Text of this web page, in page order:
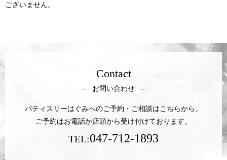
ございません。
Contact
お問い合わせ
パティスリーはぐみへのご予約・ご相談はこちらから。
ご予約はお電話か店頭から受け付けております。
TEL:047-712-1893